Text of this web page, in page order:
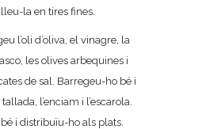
la en tires fines.
l’oli d’oliva, el vinagre, la
les olives arbequines i
de sal. Barregeu-ho bé i
l’enciam i l’escarola.
i distribuïu-ho als plats.